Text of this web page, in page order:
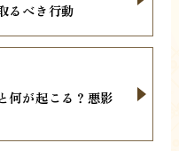
るべき行動
何が起こる？悪影